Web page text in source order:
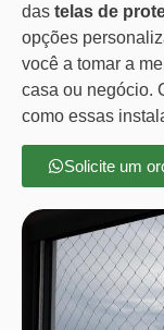
das telas de
opções
você a tomar a
casa ou negócio.
como essas
Solicite um